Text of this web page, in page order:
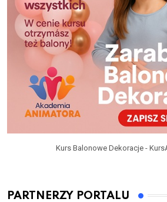
Kurs Balonowe Dekoracje -
PARTNERZY PORTALU